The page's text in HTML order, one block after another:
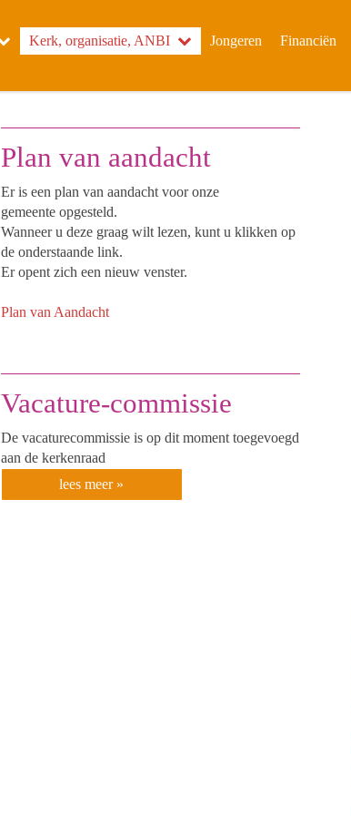
Kerk, organisatie, ANBI Jongeren Financiën
Plan van aandacht
Er is een plan van aandacht voor onze
gemeente opgesteld.
Wanneer u deze graag wilt lezen, kunt u klikken op
de onderstaande link.
Er opent zich een nieuw venster.
Plan van Aandacht
Vacature-commissie
De vacaturecommissie is op dit moment toegevoegd
aan de kerkenraad
lees meer »